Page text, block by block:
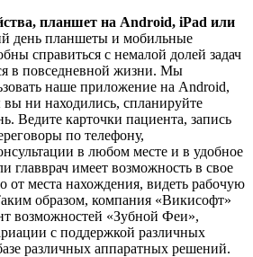
планшет на Android, iPad или
день планшеты и мобильные
справиться с немалой долей задач
в повседневной жизни. Мы
наше приложение на Android,
ни находились, спланируйте
Ведите карточки пациента, запись
по телефону,
в любом месте и в удобное
главврач имеет возможность в свое
от места нахождения, видеть рабочую
образом, компания «Викисофт»
возможностей «Зубной Феи»,
с поддержкой различных
различных аппаратных решений.